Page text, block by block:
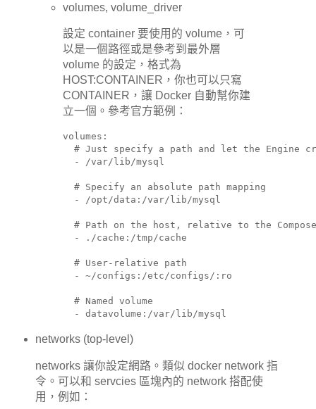
volumes, volume_driver
設定 container 要使用的 volume，可
以是一個路徑或是參考到最外層
volume 的設定，格式為
HOST:CONTAINER，你也可以只寫
CONTAINER，讓 Docker 自動幫你建
立一個。參考官方範例：
volumes:
# Just specify a path and let the Engine
  - /var/lib/mysql
  # Specify an absolute path mapping
  - /opt/data:/var/lib/mysql
# Path on the host, relative to the
  - ./cache:/tmp/cache
  # User-relative path
  - ~/configs:/etc/configs/:ro
  # Named volume
  - datavolume:/var/lib/mysql
networks (top-level)
networks 讓你設定網路。類似 docker network 指
令。可以和 servcies 區塊內的 network 搭配使
用，例如：